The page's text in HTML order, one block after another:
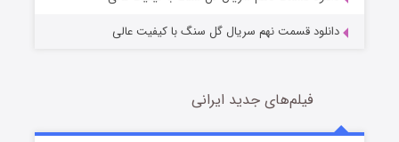
دانلود قسمت نهم سریال گل سنگ با کیفیت عالی
فیلم‌های جدید ایرانی